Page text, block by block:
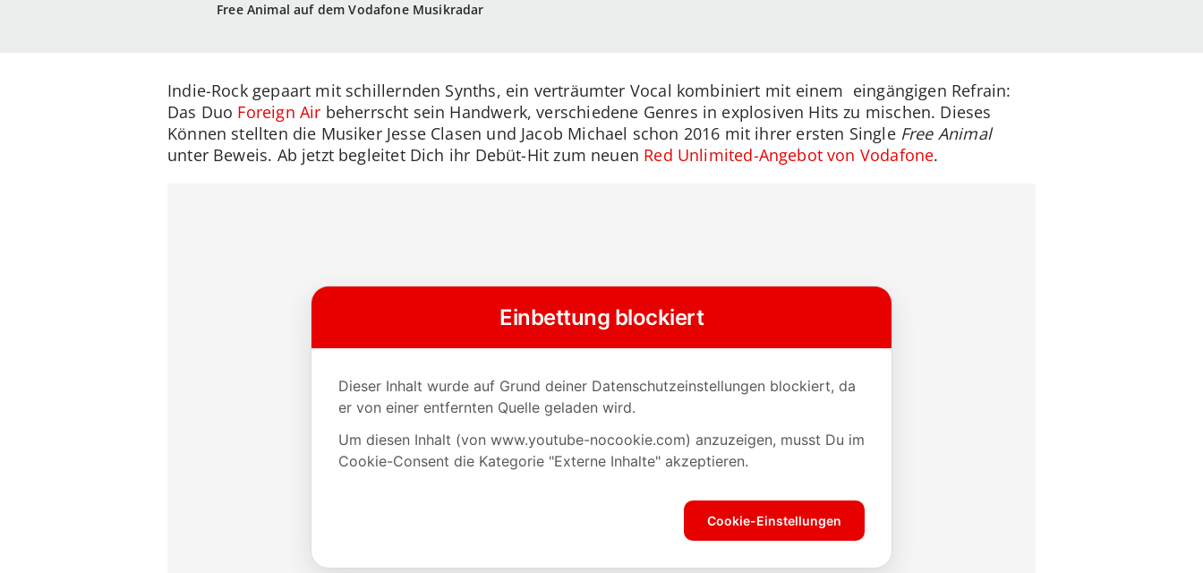
Free Animal auf dem Vodafone Musikradar
Indie-Rock gepaart mit schillernden Synths, ein verträumter Vocal kombiniert mit einem eingängigen Refrain:
Das Duo Foreign Air beherrscht sein Handwerk, verschiedene Genres in explosiven Hits zu mischen. Dieses
Können stellten die Musiker Jesse Clasen und Jacob Michael schon 2016 mit ihrer ersten Single Free Animal
unter Beweis. Ab jetzt begleitet Dich ihr Debüt-Hit zum neuen Red Unlimited-Angebot von Vodafone.